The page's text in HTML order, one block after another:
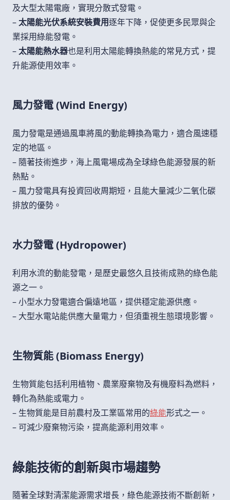
及大型太陽電廠，實現分散式發電。
– 太陽能光伏系統安裝費用逐年下降，促使更多民眾與企
業採用綠能發電。
– 太陽能熱水器也是利用太陽能轉換熱能的常見方式，提
升能源使用效率。
風力發電 (Wind Energy)
風力發電是通過風車將風的動能轉換為電力，適合風速穩
定的地區。
– 隨著技術進步，海上風電場成為全球綠色能源發展的新
熱點。
– 風力發電具有投資回收周期短，且能大量減少二氧化碳
排放的優勢。
水力發電 (Hydropower)
利用水流的動能發電，是歷史最悠久且技術成熟的綠色能
源之一。
– 小型水力發電適合偏遠地區，提供穩定能源供應。
– 大型水電站能供應大量電力，但須重視生態環境影響。
生物質能 (Biomass Energy)
生物質能包括利用植物、農業廢棄物及有機廢料為燃料，
轉化為熱能或電力。
– 生物質能是目前農村及工業區常用的綠能形式之一。
– 可減少廢棄物污染，提高能源利用效率。
綠能技術的創新與市場趨勢
隨著全球對清潔能源需求增長，綠色能源技術不斷創新，